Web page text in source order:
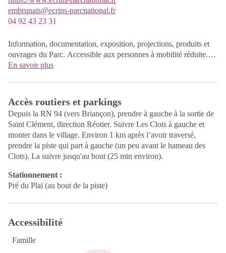
embrunais@ecrins-parcnational.fr
04 92 43 23 31
Information, documentation, exposition, projections, produits et
ouvrages du Parc. Accessible aux personnes à mobilité réduite.
Entrée libre. Toutes les animations du Parc sont gratuites sauf
Ouvert à l'année : mardi, jeudi, vendredi de
de14h00à17h00.
Estival (juillet-août):lundi au vendredi de 9hà12h30 et
de15hà18h.
En savoir plus
Accès routiers et parkings
Depuis la RN 94 (vers Briançon), prendre à gauche à la sortie de
Saint Clément, direction Réotier. Suivre Les Clots à gauche et
monter dans le village. Environ 1 km après l’avoir traversé,
prendre la piste qui part à gauche (un peu avant le hameau des
Clots). La suivre jusqu'au bout (25 min environ).
Stationnement :
Pré du Plaï (au bout de la piste)
Accessibilité
Famille